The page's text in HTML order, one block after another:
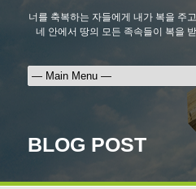
너를 축복하는 자들에게 내가 복을 주
네 안에서 땅의 모든 족속들이 복을
BLOG POST